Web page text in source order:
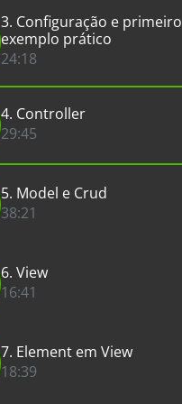
3. Configuração e primeiro
exemplo prático
24:18
4. Controller
29:45
5. Model e Crud
38:21
6. View
16:41
7. Element em View
18:39